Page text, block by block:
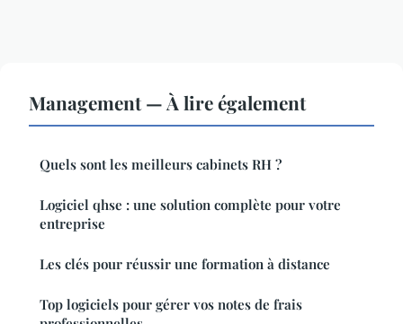
Management — À lire également
Quels sont les meilleurs cabinets RH ?
Logiciel qhse : une solution complète pour votre
entreprise
Les clés pour réussir une formation à distance
Top logiciels pour gérer vos notes de frais